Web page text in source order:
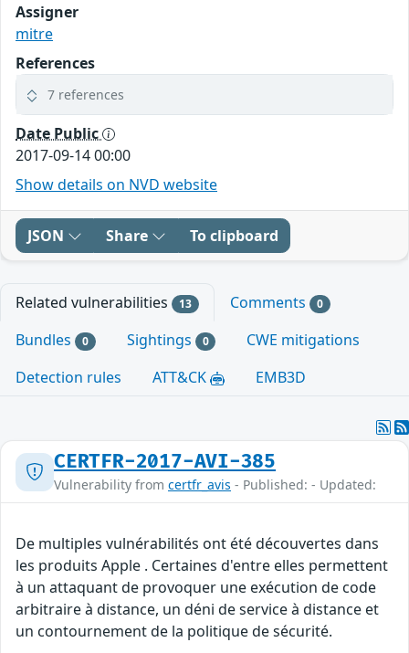
Assigner
mitre
References
7 references
Date Public
2017-09-14 00:00
Show details on NVD website
JSON Share To clipboard
Related vulnerabilities 13 Comments 0
Bundles 0 Sightings 0
CWE mitigations
Detection rules
ATT&CK EMB3D
CERTFR-2017-AVI-385
Vulnerability from certfr_avis - Published: - Updated:
De multiples vulnérabilités ont été découvertes dans
les produits Apple . Certaines d'entre elles permettent
à un attaquant de provoquer une exécution de code
arbitraire à distance, un déni de service à distance et
un contournement de la politique de sécurité.